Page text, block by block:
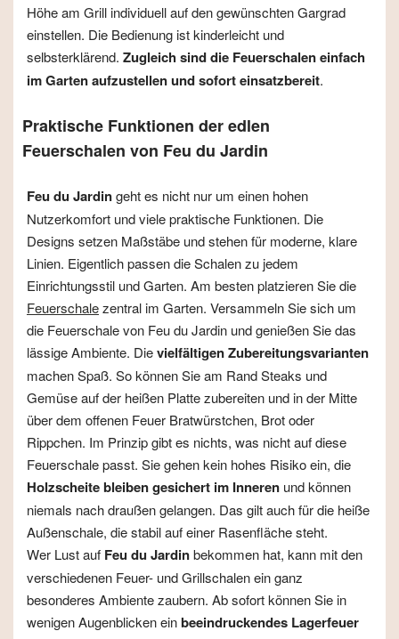
Höhe am Grill individuell auf den gewünschten Gargrad
einstellen. Die Bedienung ist kinderleicht und
selbsterklärend. Zugleich sind die Feuerschalen einfach
im Garten aufzustellen und sofort einsatzbereit.
Praktische Funktionen der edlen
Feuerschalen von Feu du Jardin
Feu du Jardingeht es nicht nur um einen hohen
Nutzerkomfort und viele praktische Funktionen. Die
Designs setzen Maßstäbe und stehen für moderne, klare
Linien. Eigentlich passen die Schalen zu jedem
Einrichtungsstil und Garten. Am besten platzieren Sie die
Feuerschalezentral im Garten. Versammeln Sie sich um
die Feuerschale von Feu du Jardin und genießen Sie das
lässige Ambiente. Dievielfältigen Zubereitungsvarianten
machen Spaß. So können Sie am Rand Steaks und
Gemüse auf der heißen Platte zubereiten und in der Mitte
über dem offenen Feuer Bratwürstchen, Brot oder
Rippchen. Im Prinzip gibt es nichts, was nicht auf diese
Feuerschale passt. Sie gehen kein hohes Risiko ein, die
Holzscheite bleiben gesichert im Inneren und können
niemals nach draußen gelangen. Das gilt auch für die heiße
Außenschale, die stabil auf einer Rasenfläche steht.
Wer Lust auf Feu du Jardinbekommen hat, kann mit den
verschiedenen Feuer- und Grillschalen ein ganz
besonderes Ambiente zaubern. Ab sofort können Sie in
wenigen Augenblicken einbeeindruckendes Lagerfeuer